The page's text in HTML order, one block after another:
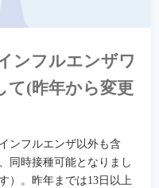
ンフルエンザワ
て(昨年から変更
ンフルエンザ以外も含
同時接種可能となりまし
）。昨年までは13日以上